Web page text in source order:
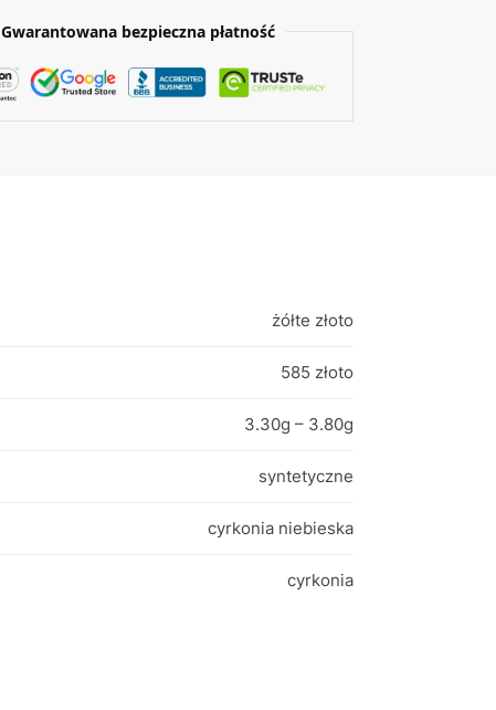
Gwarantowana bezpieczna płatność
żółte złoto
585 złoto
3.30g – 3.80g
syntetyczne
cyrkonia niebieska
cyrkonia